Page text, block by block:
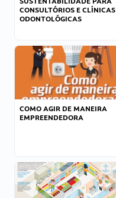
CONSULTÓRIOS E CLÍNICAS
ODONTOLÓGICAS
COMO AGIR DE MANEIRA
EMPREENDEDORA